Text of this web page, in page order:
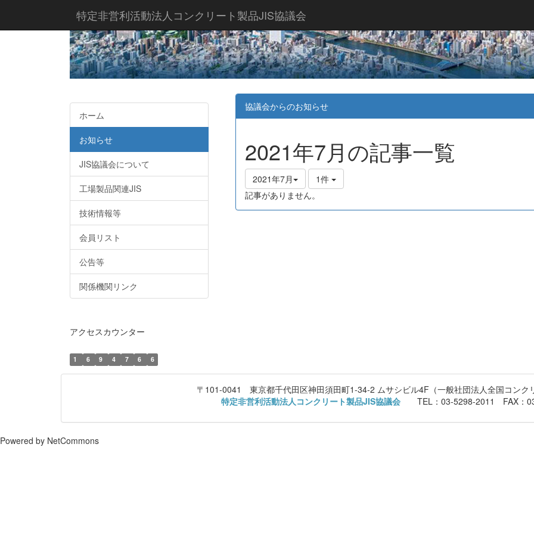
特定非営利活動法人コンクリート製品JIS協議会
協議会からのお知らせ
2021年7月の記事一覧
2021年7月
1件
記事がありません。
ホーム
お知らせ
JIS協議会について
工場製品関連JIS
技術情報等
会員リスト
公告等
関係機関リンク
アクセスカウンター
1 6 9 4 7 6 6
〒101-0041 東京都千代田区神田須田町1-34-2 ムサシビル4F（一般社団法人全国コンク
特定非営利活動法人コンクリート製品JIS協議会 TEL：03-5298-2011 FAX：
Powered by NetCommons